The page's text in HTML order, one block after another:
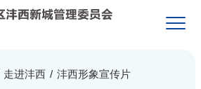
走进沣西 / 沣西形象宣传片